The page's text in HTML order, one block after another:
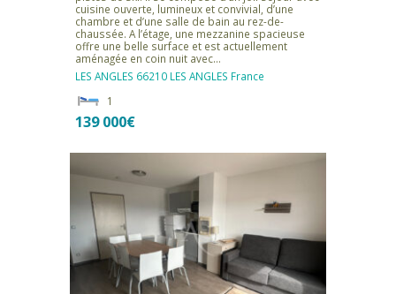
cuisine ouverte, lumineux et convivial, d’une
chambre et d’une salle de bain au rez-de-
chaussée. A l’étage, une mezzanine spacieuse
offre une belle surface et est actuellement
aménagée en coin nuit avec…
LES ANGLES 66210 LES ANGLES France
1
139 000€